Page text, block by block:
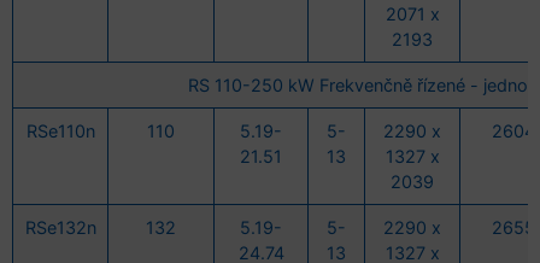
2071 x
2193
RS 110-250 kW Frekvenčně řízené -
RSe110n 110
5.19-
21.51
5-
13
2290 x
1327 x
2039
2604
RSe132n 132
5.19-
24.74
5-
13
2290 x
1327 x
2655